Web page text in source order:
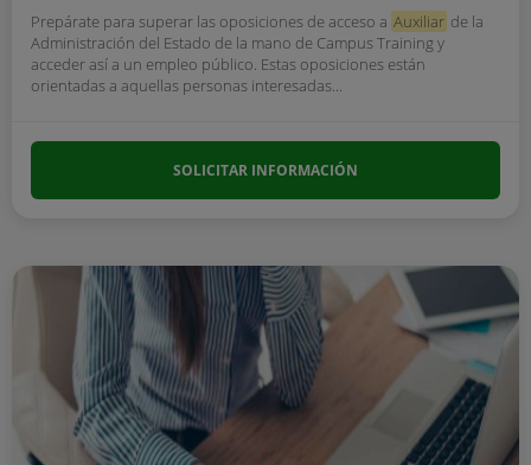
Prepárate para superar las oposiciones de acceso a Auxiliar de la
Administración del Estado de la mano de Campus Training y
acceder así a un empleo público. Estas oposiciones están
orientadas a aquellas personas interesadas...
SOLICITAR INFORMACIÓN